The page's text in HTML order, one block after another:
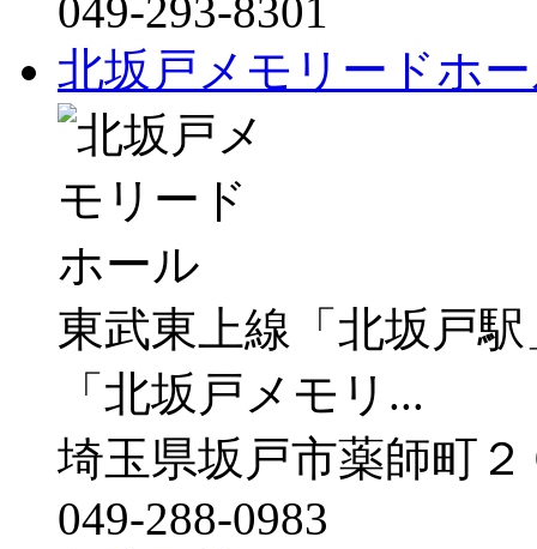
049-293-8301
北坂戸メモリードホ
東武東上線「北坂戸
「北坂戸メモリ...
埼玉県坂戸市薬師町
049-288-0983